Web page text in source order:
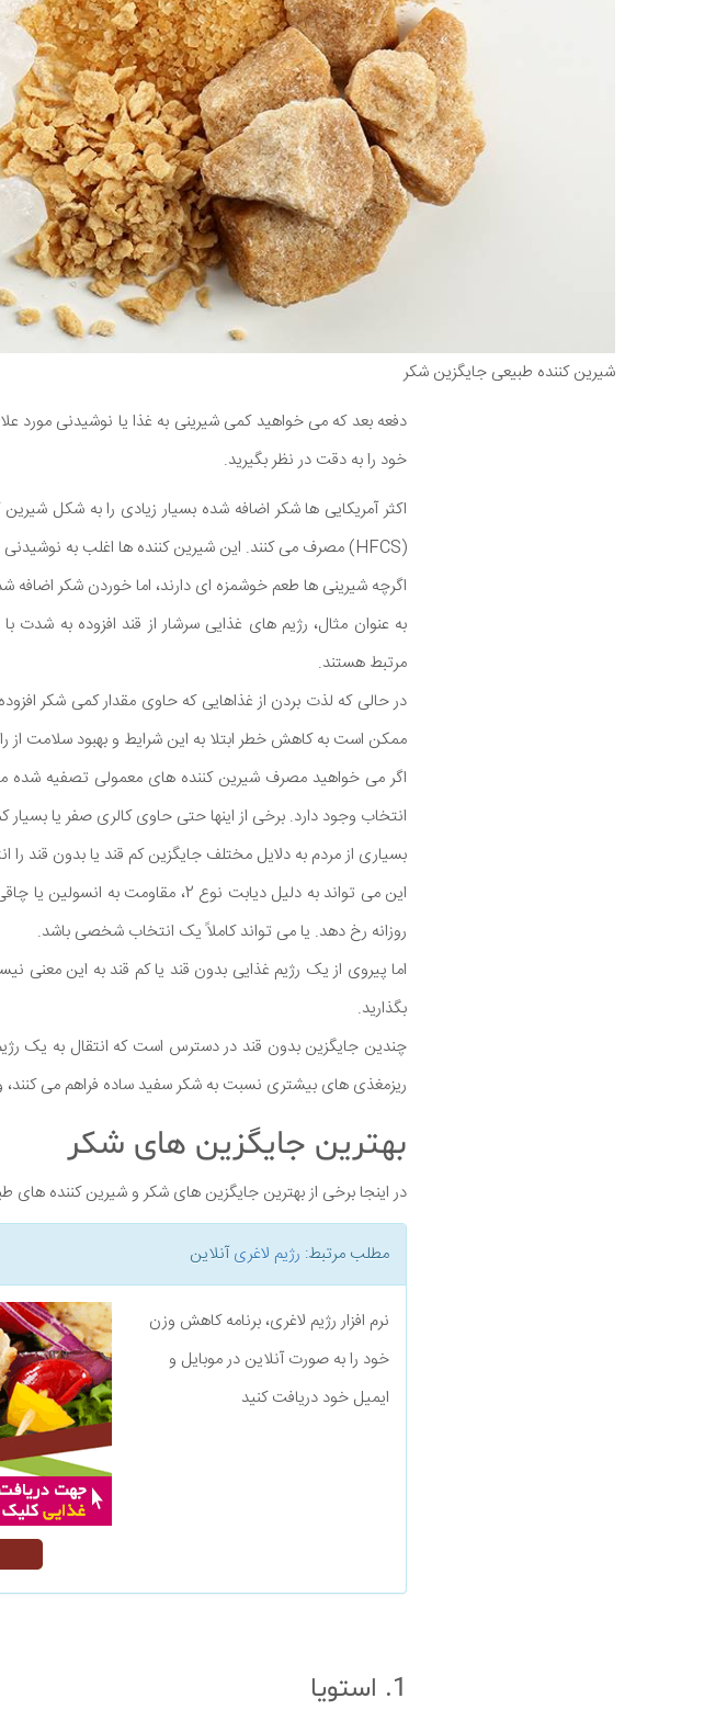
شیرین کننده طبیعی جایگزین شکر
دفعه بعد که می خواهید کمی شیرینی به غذا یا نوشیدنی مورد
خود را به دقت در نظر بگیرید.
اکثر آمریکایی ها شکر اضافه شده بسیار زیادی را به شکل
(HFCS) مصرف می کنند. این شیرین کننده ها اغلب به نوشیدنی های شیرین، غلات شیرین، تنقلات شیرین و دسرها اضافه می شوند.
اگرچه شیرینی ها طعم خوشمزه ای دارند، اما خوردن شکر
به عنوان مثال، رژیم های غذایی سرشار از قند افزوده به شدت
مرتبط هستند.
در حالی که لذت بردن از غذاهایی که حاوی مقدار کمی شکر
ممکن است به کاهش خطر ابتلا به این شرایط و بهبود سلامت از
انتخاب وجود دارد. برخی از اینها حتی حاوی کالری صفر یا
بسیاری از مردم به دلایل مختلف جایگزین کم قند یا بدون قند را
این می تواند به دلیل دیابت نوع 2،
روزانه رخ دهد. یا می تواند کاملاً یک انتخاب شخصی باشد.
اما پیروی از یک رژیم غذایی بدون قند یا کم قند به این معنی
بگذارید.
چندین جایگزین بدون قند در دسترس است که انتقال به یک
ریزمغذی های بیشتری نسبت به شکر سفید ساده فراهم می کنند،
بهترین جایگزین های شکر
در اینجا برخی از بهترین جایگزین های شکر و شیرین کننده
مطلب مرتبط: رژیم لاغریآنلاین
نرم افزار رژیم لاغری، برنامه کاهش وزن
خود را به صورت آنلاین در موبایل و
ایمیل خود دریافت کنید
1. استویا